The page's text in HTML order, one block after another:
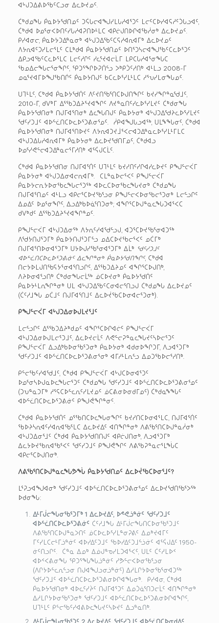
ᐊᒡᒍᑐᐃᕕᐅᖃᑦᑕᓗᓂ ᐃᓚᐅᔪᓄᑦ.
ᑖᒃᑯᓄᖓ ᑮᓇᐅᔭᖁᑎᓄᑦ ᑐᕌᒐᓕᐊᖑᓯᒪᒐᓱᐊᕐᑐᑦ ᒪᓕᑦᑕᐅᓯᐊᕋᓱᑦᑑᒐᓗᐊᑦ,
ᑖᒃᑯᐊ ᐅᓄᕐᓂᐸᐅᑎᑦᓯᒐᓱᐊᕈᑎᐅᒻᒪᑕ ᐊᑭᓖᒍᑎᐅᒋᐊᖃᓲᓂᒃ ᐃᓚᐅᔪᓄᑦ.
ᑭᓯᐊᓂᓕ, ᑮᓇᐅᔭᑐᐃᓐᓇᓂᒃ ᐊᒡᒍᑐᐃᖃᑦᑕᕋᓱᐊᕆᐊᒥᒃ ᐃᓚᐅᔪᓄᑦ
ᐱᔭᕆᐊᑦᑐᓯᒪᓕᕐᒪᑦ ᑕᒪᒃᑯᐊ ᑮᓇᐅᔭᖁᑎᓄᑦ ᐅᑎᕐᑐᓴᓕᐊᖑᖃᑦᑕᓚᐅᕐᑐᑦ
ᐃᑭᓗᐊᖃᑦᑕᓚᐅᕐᒪᑕ ᒪᓕᑦᓱᒋᑦ ᓯᓚᕐᔪᐊᓕᒫᒥ ᒪᑭᑕᒐᓱᐊᕐᓂᖓᑕ
ᖃᓄᐃᓕᖓᓕᕐᓂᖏᑦ, ᕿᑐᕐᖏᐅᕈᑏᓪᓗ ᐳᒃᑭᑑᑦᓱᑎᒃ ᐊᒻᒪᓗ 2008-ᒥ
ᓄᓇᕐᔪᐊᒥᐅᖑᖃᑎᒌᑦ ᑮᓇᐅᔭᑎᒍᑦ ᑲᑕᓚᐅᕐᓯᒪᒻᒪᑕ ᓱᕐᕃᓯᒪᓂᖓᓄᑦ.
ᑌᒣᒻᒪᑦ, ᑕᒃᑯᐊ ᑮᓇᐅᔭᖁᑏᑦ ᐱᑦᔪᑎᖃᕐᑎᑕᐅᒍᑎᖏᑦ ᑲᔪᓯᖏᓐᓇᖁᒧᑦ,
2010-ᒥ, ᑯᐯᒃᒥ ᐃᕐᖃᑐᐃᔨᕐᔪᐊᖏᑦ ᐱᔪᓐᓇᑎᑦᓯᓚᐅᕐᓯᒪᔪᑦ ᑖᒃᑯᓂᖓ
ᑮᓇᐅᔭᖁᑎᓂᒃ ᑎᒍᒥᐊᕐᑎᓂᒃ ᐃᓚᖓᑎᒍᑦ ᑮᓇᐅᔭᓂᒃ ᐊᒡᒍᑐᐃᖁᔨᓚᐅᕐᓯᒪᔪᑦ
ᖁᑦᓯᑐᒧᑦ ᐊᐅᓪᓛᑎᑕᐅᓚᐅᕐᑐᕕᓂᕐᓄᑦ. ᓲᑭᐊᖑᒐᓗᐊᖅ, ᑌᒪᖕᖓᓂᑦ, ᑖᒃᑯᐊ
ᑮᓇᐅᔭᖁᑎᓂᒃ ᑎᒍᒥᐊᕐᑎᐅᔪᑦ ᐱᔭᕆᐊᑐᔪᒨᕐᐸᓕᐊᑐᐃᓐᓇᓚᐅᕐᓯᒪᒻᒥᒪᑕ
ᐊᒡᒍᑐᐃᒐᓱᐊᕆᐊᒥᒃ ᑮᓇᐅᔭᓂᒃ ᐃᓚᐅᔪᖁᑎᒥᓄᑦ, ᑖᒃᑯᐊᓗ
ᐅᓄᕐᓯᕙᓪᓕᐊᑐᐃᓐᓇᓕᕐᒥᓱᑎᒃ ᐊᕐᕌᒍᑕᒫᑦ.
ᑖᒃᑯᐊ ᑮᓇᐅᔭᖁᑎᓂ ᑎᒍᒥᐊᕐᑏᑦ ᑌᒣᒻᒪᑦ ᑲᔪᓯᑎᑦᓯᒋᐊᓯᓚᐅᔪᑦ ᑭᖑᓪᓕᐹᒥ
ᑮᓇᐅᔭᓂᒃ ᐊᒡᒍᑐᐃᓂᐊᓕᕆᐊᒥᒃ. ᑕᒪᓐᓇᐅᓕᕐᐸᑦ ᑭᖑᓪᓕᐹᒥ
ᑮᓇᐅᔭᓕᕆᔭᐅᓂᖃᓚᖓᓕᕐᑐᖅ ᐊᐅᓚᑕᐅᓂᖃᓚᖓᔪᓂᒃ ᑖᒃᑯᓄᖓ
ᑎᒍᒥᐊᕐᑎᓄᑦ ᐊᒻᒪᓗ ᐊᑭᓕᕐᑕᐅᔪᖃᕐᓗᓂ ᑭᖑᓪᓕᐸᐅᓂᖃᓕᕐᑐᓂᒃ ᒪᓕᓪᓗᒋᑦ
ᐃᓄᐃᑦ ᐅᓄᕐᓂᖏᑦ, ᐃᓗᐃᒃᑲᐅᓈᕐᑎᑐᓂᒃ; ᐊᖏᕐᑕᐅᒍᓐᓇᓚᖓᑐᐊᕐᐸᑕ
ᑯᐯᒃᑯᑦ ᐃᕐᖃᑐᐃᔨᕐᔪᐊᖏᓐᓄᑦ.
ᑭᖑᓪᓕᐹᒥ ᐊᒡᒍᑐᐃᓂᖅ ᐱᔭᕆᑦᓯᐊᖁᓪᓗᒍ, ᐊᑐᕐᑕᐅᔪᖃᕐᓂᐊᑐᖅ
ᐱᖁᔭᑎᒍᕐᑐᒥᒃ ᑮᓇᐅᔭᑎᒍᕐᑐᒥᓪᓗ ᓄᐃᑕᐅᔪᖃᓕᕐᐸᑦ ᓄᑖᒥᒃ
ᑎᒍᒥᐊᕐᑎᐅᓂᐊᕐᑐᒥᒃ ᑌᔭᐅᒍᓯᖃᕐᓂᐊᕐᑐᒥᒃ ᐃᒫᒃ ᖁᑦᓯᑐᒧᑦ
ᐊᐅᓪᓛᑎᑕᐅᓚᐅᕐᑐᕕᓃᑦ ᐃᓚᖏᓐᓂᒃ ᑮᓇᐅᔭᖁᑎᖏᑦ, ᑕᒃᑯᐊ
ᑎᓕᔭᐅᒪᒍᑎᖃᕋᔭᕐᓂᐊᕐᑎᓗᒋᑦ, ᐃᕐᖃᑐᐃᔨᓄᑦ ᐊᖏᕐᑕᐅᒍᑎᒃ,
ᐱᔨᐅᓂᐊᕐᓗᑎᒃ ᑖᒃᑯᓂᖓᓕᒫᖅ ᓅᑕᐅᔪᓂᒃ ᑮᓇᐅᔭᖁᑏᑦ
ᑮᓇᐅᔭᒻᒪᕆᖏᓐᓂᒃ ᑌᒪ ᐊᒡᒍᑐᐃᖃᑦᑕᓂᐊᓕᕐᑎᓗᒍ ᑖᒃᑯᓄᖓ ᐃᓚᐅᔪᓄᑦ
(ᑖᑦᓱᒧᖓ ᓄᑖᒧᑦ ᑎᒍᒥᐊᕐᑎᒧᑦ ᐃᓚᐅᔫᖃᑕᐅᓂᐊᓕᕐᑐᓂᒃ).
ᑭᖑᓪᓕᐹᒥ ᐊᒡᒍᑐᐃᓂᐅᒍᒪᔪᕐᒧᑦ
ᒪᓕᓪᓗᒋᑦ ᐃᕐᖃᑐᐃᔨᒃᑯᓄᑦ ᐊᖏᕐᑕᐅᒋᐊᓖᑦ ᑭᖑᓪᓕᐹᒥ
ᐊᒡᒍᑐᐃᓂᐅᒍᒪᓕᕐᑐᒧᑦ, ᐃᓚᐅᔪᓕᒫᑦ ᐱᕙᓪᓕᕈᓐᓇᓚᖓᔪᑦᓴᐅᓕᕐᑐᑦ
ᑭᖑᓪᓕᐹᒥ ᐃᓗᐃᒃᑲᐅᓂᖃᕐᑐᓂᒃ ᑮᓇᐅᔭᓂᒃ ᐊᑯᓂᐅᖏᑐᒥ, ᐱᓗᐊᕐᑐᒥᒃ
ᖁᑦᓯᑐᒧᑦ ᐊᐅᓪᓛᑎᑕᐅᓚᐅᕐᑐᕕᓂᕐᓂᒃ ᐊᒥᓱᒻᒪᕆᓪᓗ ᐃᓄᑐᖃᐅᓕᕐᓱᑎᒃ.
ᑭᓪᓕᖃᑦᓯᐊᖁᒧᑦ, ᑖᒃᑯᐊ ᑭᖑᓪᓕᐹᒥ ᐊᒡᒍᑕᐅᓂᐊᕐᑐᑦ
ᐅᓄᕐᓂᓴᐅᒍᓇᐅᓚᖓᓕᕐᑐᑦ ᑖᒃᑯᓄᖓ ᖁᑦᓯᑐᒧᑦ ᐊᐅᓪᓛᑎᑕᐅᓚᐅᕐᑐᕕᓂᕐᓄᑦ
(ᑐᕃᓐᓇᑐᒥᒃ ᓱᕐᕋᑕᐅᓪᓚᕆᑦᓯᒪᔪᓄᑦ ᓅᑕᕕᓂᐅᓂᑯᒥᓄᑦ) ᑖᒃᑯᓇᖕᖓᑦ
ᐊᐅᓪᓛᑎᑕᐅᓚᐅᕐᑐᕕᓃᑦ ᑭᖑᕚᖏᓐᓂᑦ.
ᑖᒃᑯᐊ ᑮᓇᐅᔭᖁᑏᑦ ᓄᕐᖃᑎᑕᐅᓚᖓᓂᖏᑦ ᑲᔪᓯᑎᑕᐅᓂᐊᕐᒪᑕ, ᑎᒍᒥᐊᕐᑏᑦ
ᖃᐅᔨᓴᕆᐊᑦᓯᐊᕆᐊᖃᕐᒪᑕ ᐃᓚᐅᔪᐃᑦ ᐊᑎᖏᓐᓂᒃ ᐱᕕᖃᕐᑎᑕᐅᒍᓐᓇᓲᓂᒃ
ᐊᒡᒍᑐᐃᓂᕐᒧᑦ ᑖᒃᑯᐊ ᑮᓇᐅᔭᖁᑎᑎᒍᑦ ᐊᑭᓖᒍᑎᓂᒃ, ᐱᓗᐊᕐᑐᒥᒃ
ᐃᓚᔭᐅᔪᖃᕆᐊᖃᕐᐸᑦ ᖁᑦᓯᑐᒧᑦ ᑭᖑᕚᖏᑦ ᐱᕕᖃᕈᓐᓇᓕᕐᒪᖔᑕ
ᐊᑭᓕᕐᑕᐅᒍᑎᓂᒃ.
ᐱᕕᖃᕐᑎᑕᐅᒍᓐᓇᓚᖓᕗᖔ ᑮᓇᐅᔭᖁᑎᓄᑦ ᐃᓚᐅᔫᖃᑕᐅᓂᕐᒧᑦ?
ᒪᕐᕈᓗᐊᖑᐊᓂᒃ ᖁᑦᓯᑐᒧᑦ ᐊᐅᓪᓛᑎᑕᐅᓚᐅᕐᑐᕕᓂᕐᓄᑦ ᐃᓚᐅᔪᖁᑎᖃᕐᐳᖅ
ᐅᑯᓂᖓ:
ᐃᒻᒥᒎᓕᖓᓂᖃᕐᑐᒥᒃ 1 ᐃᓚᐅᔪᐃᑦ, ᐅᕝᕙᓘᓐᓃᑦ ᖁᑦᓯᑐᒧᑦ
ᐊᐅᓪᓛᑎᑕᐅᓚᐅᕐᑐᕕᓃᑦᑖᑦᓱᒧᖓ ᐃᒻᒥᒎᓕᖓᑎᑕᐅᓂᖃᕐᑐᒧᑦ
ᐱᕕᖃᕐᑎᑕᐅᒍᓐᓇᐳᑎᑦ ᓅᑕᐅᓚᐅᕐᓯᒪᓐᓂᕈᕕᑦ ᐃᓄᒃᔪᐊᒥᑦ
ᒥᑦᓯᒪᑕᓕᒻᒥᓘᓐᓃᑦ ᐊᐅᓱᐃᑦᑐᒧᑦ ᖃᐅᓱᐃᑦᑐᒧᓪᓘᓃᑦ ᐊᕐᕌᒍᐃᑦ 1950-
ᓃᑦᑎᓗᒋᑦ. ᑖᓐᓇ ᐃᓄᒃ ᐃᓅᒍᓐᓀᓯᒪᑐᐊᕐᐸᑦ, ᑌᒪᑦ ᑖᑦᓱᒪᐅᑉ
ᐊᐅᑉᐸᕕᓂᖓ ᕿᑐᕐᖓᖓᓘᓐᓃᑦ ᓯᕗᓪᓕᐸᐅᓂᖃᕐᓗᓂ
(ᐱᒋᔭᐅᓪᓚᕆᓪᓗᓂ ᑎᒍᐊᖑᓗᓂᓘᓐᓃᑦ) ᐃᓱᒪᒋᔭᐅᓂᖃᕐᓂᐊᑐᖅ
ᖁᑦᓯᑐᒧᑦ ᐊᐅᓪᓛᑎᑕᐅᓚᐅᕐᑐᕕᓂᐅᒋᐊᖓᓂᒃ. ᑭᓯᐊᓂ, ᑖᒃᑯᐊ
ᑮᓇᐅᔭᖁᑎᓂᒃ ᐊᐅᓚᑦᓯᔩᑦ ᑎᒍᒥᐊᕐᑐᑦ ᐃᓄᑑᓈᕐᑎᑐᓕᒫᑦ ᐊᑎᖏᓐᓂᒃ
ᐃᓱᒪᒋᔭᐅᓂᖃᕐᑐᓂᒃ ᖁᑦᓯᑐᒧᑦ ᐊᐅᓪᓛᑎᑕᐅᓚᐅᕐᑐᕕᓂᐅᒋᐊᖏᑦ,
ᑌᒣᒻᒪᑦ ᑭᓪᓕᖃᑦᓯᐊᕕᐅᓚᖓᔪᑦᓴᐅᔪᑦ ᐃᓗᓐᓇᑎᒃ.
ᐃᒻᒥᒎᓕᖓᓂᖃᕐᑐᑦ 2 ᐃᓚᐅᔪᐃᑦ, ᖁᑦᓯᑐᒧᑦ ᐊᐅᓪᓛᑎᑕᐅᓂᑯᐃᑦ